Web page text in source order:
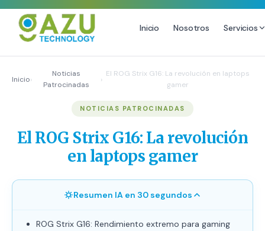
Inicio Nosotros Servicios
Email Marketing y SMS
Growth Youtube ↗
Producción de Videos
Inicio›
Noticias
Patrocinadas
›
El ROG Strix G16: La revolución en laptops
gamer
NOTICIAS PATROCINADAS
El ROG Strix G16: La revolución
en laptops gamer
Resumen IA en 30 segundos
ROG Strix G16: Rendimiento extremo para gaming